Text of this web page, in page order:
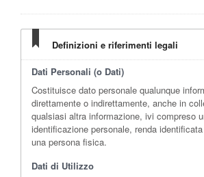
Definizioni e riferimenti legali
Dati Personali (o Dati)
Costituisce dato personale qualunque
direttamente o indirettamente, anche in
qualsiasi altra informazione, ivi compreso
identificazione personale, renda
una persona fisica.
Dati di Utilizzo